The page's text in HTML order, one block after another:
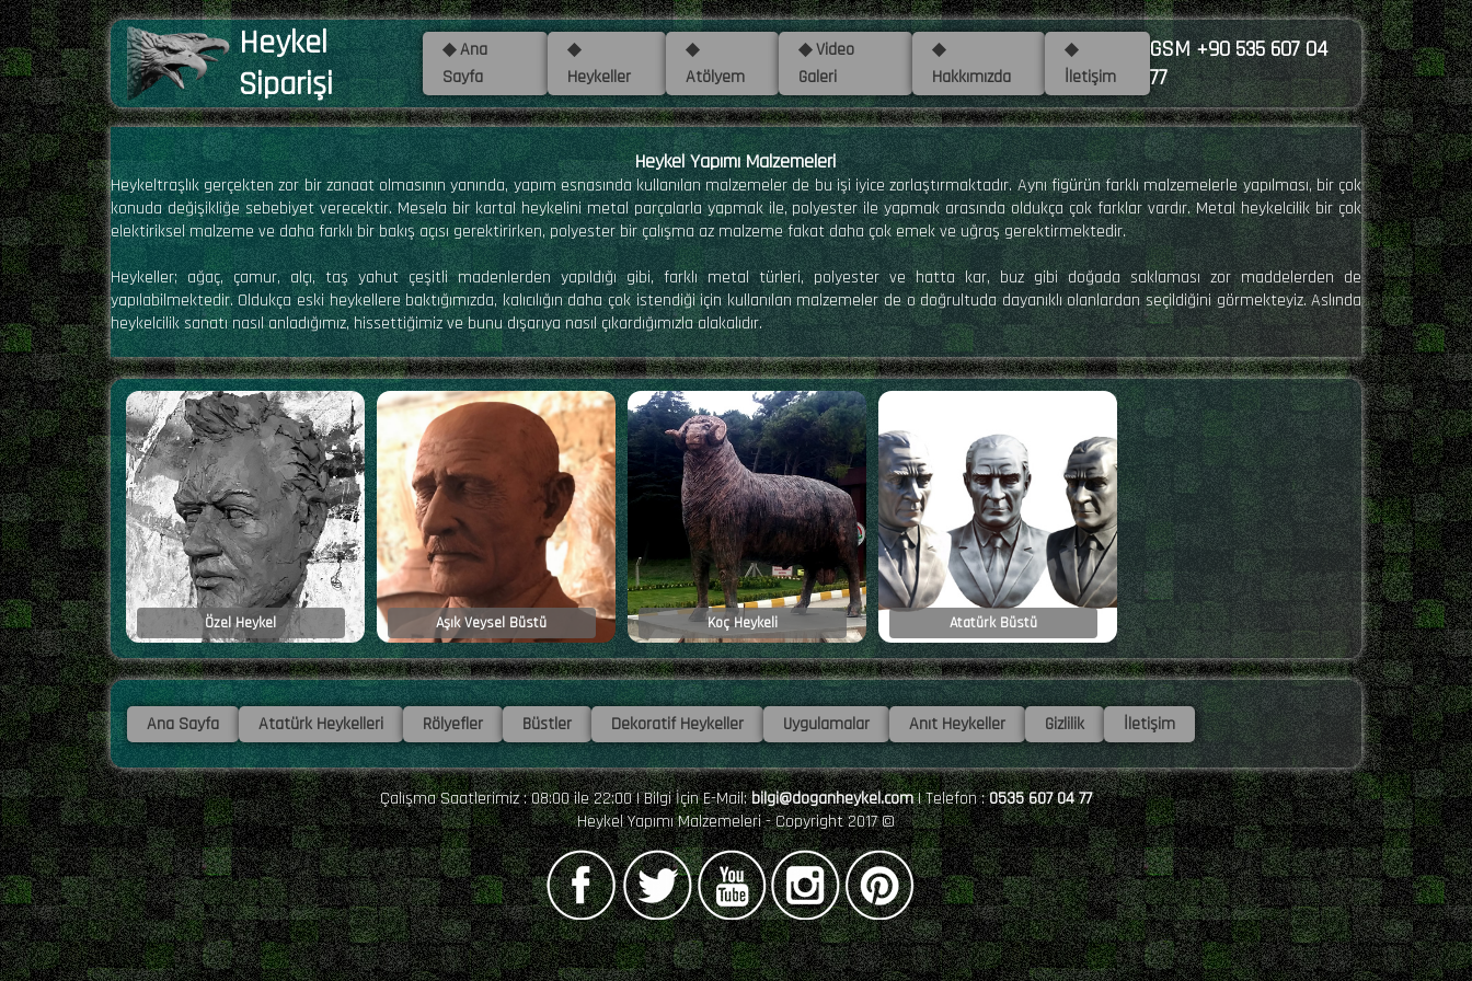
Heykel
Siparişi
◆ Ana
Sayfa
◆
Heykeller
◆
Atölyem
◆ Video
Galeri
◆
Hakkımızda
◆
İletişim
GSM +90 535 607 04
77
Heykel Yapımı Malzemeleri
Heykeltraşlık gerçekten zor bir zanaat olmasının yanında, yapım esnasında kullanılan malzemeler de bu işi iyice zorlaştırmaktadır. Aynı figürün farklı malzemelerle yapılması, bir çok
konuda değişikliğe sebebiyet verecektir. Mesela bir kartal heykelini metal parçalarla yapmak ile, polyester ile yapmak arasında oldukça çok farklar vardır. Metal heykelcilik bir çok
elektiriksel malzeme ve daha farklı bir bakış açısı gerektirirken, polyester bir çalışma az malzeme fakat daha çok emek ve uğraş gerektirmektedir.
Heykeller; ağaç, çamur, alçı, taş yahut çeşitli madenlerden yapıldığı gibi, farklı metal türleri, polyester ve hatta kar, buz gibi doğada saklaması zor maddelerden de
yapılabilmektedir. Oldukça eski heykellere baktığımızda, kalıcılığın daha çok istendiği için kullanılan malzemeler de o doğrultuda dayanıklı olanlardan seçildiğini görmekteyiz. Aslında
heykelcilik sanatı nasıl anladığımız, hissettiğimiz ve bunu dışarıya nasıl çıkardığımızla alakalıdır.
Özel Heykel Aşık Veysel Büstü Koç Heykeli Atatürk Büstü
Ana Sayfa Atatürk Heykelleri Rölyefler Büstler Dekoratif Heykeller Uygulamalar Anıt Heykeller Gizlilik İletişim
Çalışma Saatlerimiz : 08:00 ile 22:00 | Bilgi İçin E-Mail:bilgi@doganheykel.com| Telefon :0535 607 04 77
Heykel Yapımı Malzemeleri - Copyright 2017 ©